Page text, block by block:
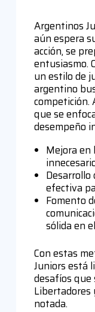
Argentinos
aún espera
acción, se
entusiasmo.
un estilo de
argentino
competición.
que se
desempeño
Mejora en
efectiva
Fomento
sólida en
Con estas
Juniors está
desafíos que
Libertadores
notada.